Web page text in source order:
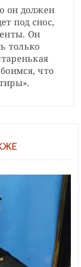
он должен
под снос,
Он
только
что